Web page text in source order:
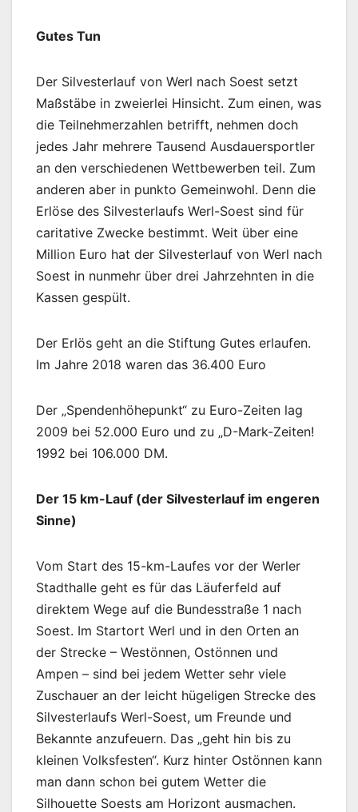
Gutes Tun
Der Silvesterlauf von Werl nach Soest setzt
Maßstäbe in zweierlei Hinsicht. Zum einen, was
die Teilnehmerzahlen betrifft, nehmen doch
jedes Jahr mehrere Tausend Ausdauersportler
an den verschiedenen Wettbewerben teil. Zum
anderen aber in punkto Gemeinwohl. Denn die
Erlöse des Silvesterlaufs Werl-Soest sind für
caritative Zwecke bestimmt. Weit über eine
Million Euro hat der Silvesterlauf von Werl nach
Soest in nunmehr über drei Jahrzehnten in die
Kassen gespült.
Der Erlös geht an die Stiftung Gutes erlaufen.
Im Jahre 2018 waren das 36.400 Euro
Der „Spendenhöhepunkt“ zu Euro-Zeiten lag
2009 bei 52.000 Euro und zu „D-Mark-Zeiten!
1992 bei 106.000 DM.
Der 15 km-Lauf (der Silvesterlauf im engeren
Sinne)
Vom Start des 15-km-Laufes vor der Werler
Stadthalle geht es für das Läuferfeld auf
direktem Wege auf die Bundesstraße 1 nach
Soest. Im Startort Werl und in den Orten an
der Strecke – Westönnen, Ostönnen und
Ampen – sind bei jedem Wetter sehr viele
Zuschauer an der leicht hügeligen Strecke des
Silvesterlaufs Werl-Soest, um Freunde und
Bekannte anzufeuern. Das „geht hin bis zu
kleinen Volksfesten“. Kurz hinter Ostönnen kann
man dann schon bei gutem Wetter die
Silhouette Soests am Horizont ausmachen.